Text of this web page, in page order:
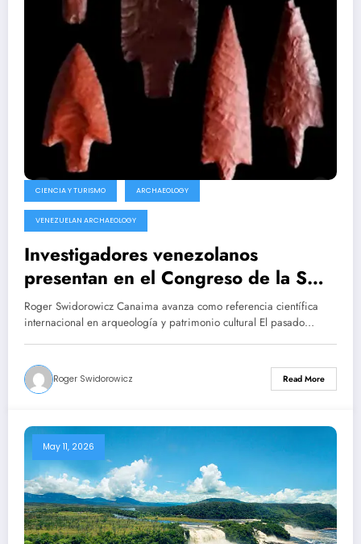
CIENCIA Y TURISMO ARCHAEOLOGY
VENEZUELAN ARCHAEOLOGY
Investigadores venezolanos
presentan en el Congreso de la SAA
nuevos estudios sobre la lítica y el
arte rupestre del Complejo Canaima
Roger Swidorowicz Canaima avanza como referencia científica
internacional en arqueología y patrimonio cultural El pasado…
Roger Swidorowicz Read More
May 11, 2026